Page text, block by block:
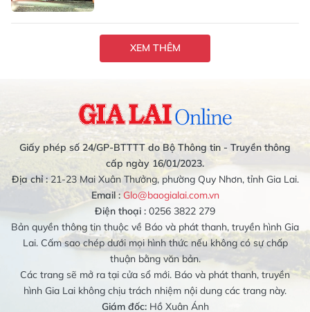
XEM THÊM
Giấy phép số 24/GP-BTTTT do Bộ Thông tin - Truyền thông
cấp ngày 16/01/2023.
Địa chỉ :21-23 Mai Xuân Thưởng, phường Quy Nhơn, tỉnh Gia Lai.
Email : Glo@baogialai.com.vn
Điện thoại : 0256 3822 279
Bản quyền thông tin thuộc về Báo và phát thanh, truyền hình Gia
Lai. Cấm sao chép dưới mọi hình thức nếu không có sự chấp
thuận bằng văn bản.
Các trang sẽ mở ra tại cửa sổ mới. Báo và phát thanh, truyền
hình Gia Lai không chịu trách nhiệm nội dung các trang này.
Giám đốc:Hồ Xuân Ánh